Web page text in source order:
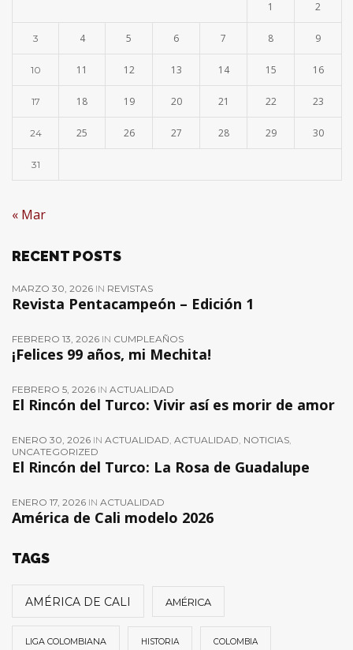
1 2
3 4 5 6 7 8 9
10 11 12 13 14 15 16
17 18 19 20 21 22 23
24 25 26 27 28 29 30
31
« Mar
RECENT POSTS
MARZO 30, 2026 IN REVISTAS
Revista Pentacampeón – Edición 1
FEBRERO 13, 2026 IN CUMPLEAÑOS
¡Felices 99 años, mi Mechita!
FEBRERO 5, 2026 IN ACTUALIDAD
El Rincón del Turco: Vivir así es morir de amor
ENERO 30, 2026 IN ACTUALIDAD, ACTUALIDAD, NOTICIAS,
UNCATEGORIZED
El Rincón del Turco: La Rosa de Guadalupe
ENERO 17, 2026 IN ACTUALIDAD
América de Cali modelo 2026
TAGS
AMÉRICA DE CALI AMÉRICA
LIGA COLOMBIANA HISTORIA COLOMBIA